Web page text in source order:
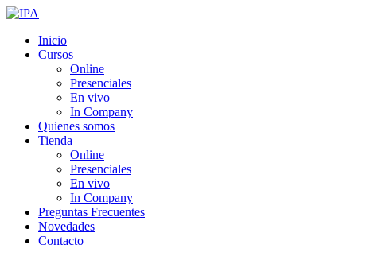
Ir
contenido
Inicio
Cursos
Online
Presenciales
En vivo
In Company
Quienes somos
Tienda
Online
Presenciales
En vivo
In Company
Preguntas Frecuentes
Novedades
Contacto